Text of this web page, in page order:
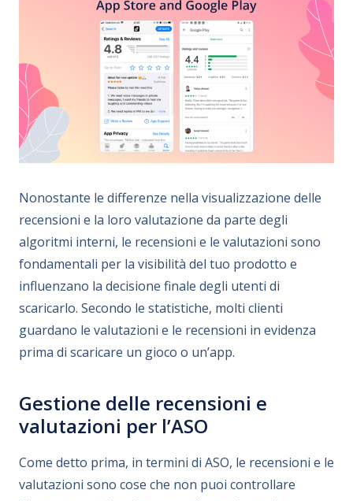
Nonostante le differenze nella visualizzazione delle
recensioni e la loro valutazione da parte degli
algoritmi interni, le recensioni e le valutazioni sono
fondamentali per la visibilità del tuo prodotto e
influenzano la decisione finale degli utenti di
scaricarlo. Secondo le statistiche, molti clienti
guardano le valutazioni e le recensioni in evidenza
prima di scaricare un gioco o un’app.
Gestione delle recensioni e
valutazioni per l’ASO
Come detto prima, in termini di ASO, le recensioni e le
valutazioni sono cose che non puoi controllare